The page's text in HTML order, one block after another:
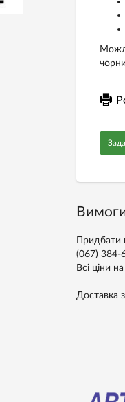
(067) 384-
Всі ціни
Доставка